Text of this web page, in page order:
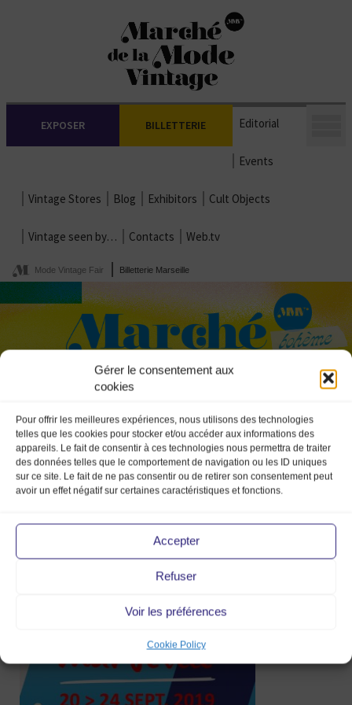
Gérer le consentement aux
cookies
Pour offrir les meilleures expériences, nous utilisons des technologies
telles que les cookies pour stocker et/ou accéder aux informations des
appareils. Le fait de consentir à ces technologies nous permettra de traiter
des données telles que le comportement de navigation ou les ID uniques
sur ce site. Le fait de ne pas consentir ou de retirer son consentement peut
avoir un effet négatif sur certaines caractéristiques et fonctions.
Accepter
Refuser
Voir les préférences
Cookie Policy
EXPOSER BILLETTERIE Editorial
Events
Vintage Stores Blog Exhibitors Cult Objects
Vintage seen by… Contacts Web.tv
Mode Vintage Fair Billetterie Marseille
Billetterie Marseille